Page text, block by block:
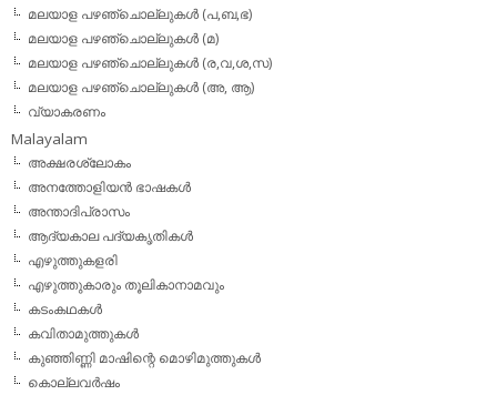
മലയാള പഴഞ്ചൊല്ലുകള്‍ (പ,ബ,ഭ)
മലയാള പഴഞ്ചൊല്ലുകള്‍ (മ)
മലയാള പഴഞ്ചൊല്ലുകള്‍ (ര,വ,ശ,സ)
മലയാള പഴഞ്ചൊല്ലുകൾ (അ, ആ)
വ്യാകരണം
Malayalam
അക്ഷരശ്ലോകം
അനത്തോളിയന്‍ ഭാഷകള്‍
അന്താദിപ്രാസം
ആദ്യകാല പദ്യകൃതികള്‍
എഴുത്തുകളരി
എഴുത്തുകാരും തൂലികാനാമവും
കടംകഥകള്‍
കവിതാമുത്തുകള്‍
കുഞ്ഞിണ്ണി മാഷിന്റെ മൊഴിമുത്തുകള്‍
കൊല്ലവര്‍ഷം